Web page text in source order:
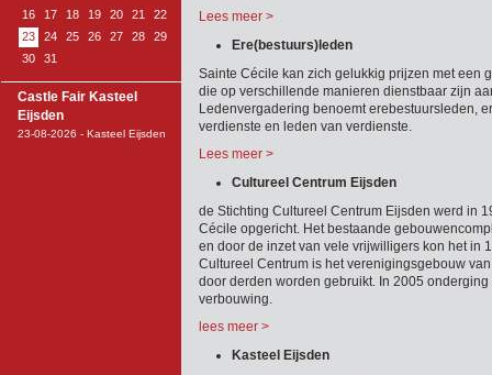
16
17 18 19 20 21
22
23
24 25 26 27 28
29
30
31
Castle Fair Kasteel
Eijsden
23-08-2026 - Kasteel Eijsden
Lees meer >
Ere(bestuurs)leden
Sainte Cécile kan zich gelukkig prijzen met een
die op verschillende manieren dienstbaar zijn
Ledenvergadering benoemt erebestuursleden,
verdienste en leden van verdienste.
Lees meer >
Cultureel Centrum Eijsden
de Stichting Cultureel Centrum Eijsden werd in
Cécile opgericht. Het bestaande
en door de inzet van vele vrijwilligers kon het in
Cultureel Centrum is het verenigingsgebouw
door derden worden gebruikt. In 2005
verbouwing.
lees meer >
Kasteel Eijsden